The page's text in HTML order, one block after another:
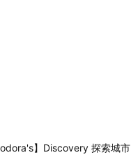
】Discovery 探索城市